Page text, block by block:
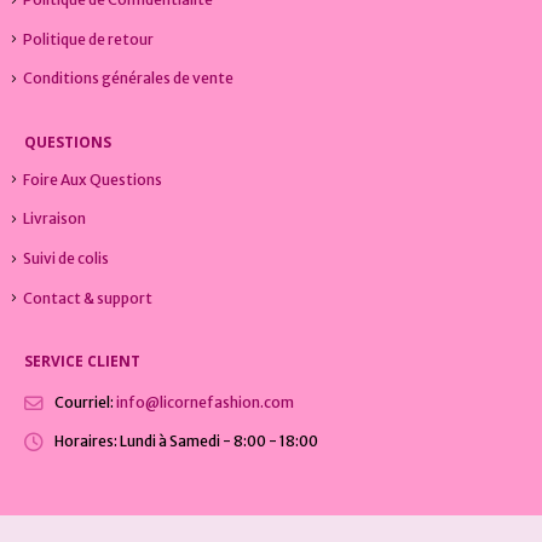
Politique de retour
Conditions générales de vente
QUESTIONS
Foire Aux Questions
Livraison
Suivi de colis
Contact & support
SERVICE CLIENT
Courriel: info@licornefashion.com
Horaires: Lundi à Samedi - 8:00 - 18:00